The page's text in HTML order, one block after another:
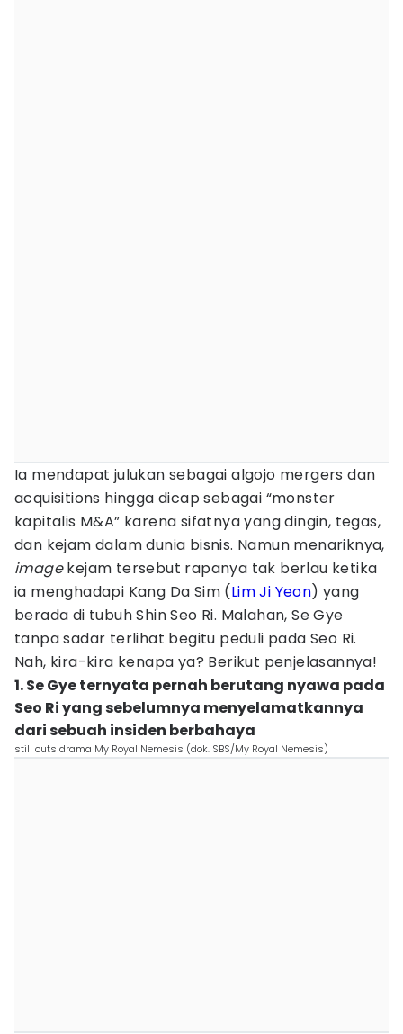
Ia mendapat julukan sebagai algojo mergers dan
acquisitions hingga dicap sebagai “monster
kapitalis M&A” karena sifatnya yang dingin, tegas,
dan kejam dalam dunia bisnis. Namun menariknya,
imagekejam tersebut rapanya tak berlau ketika
ia menghadapi Kang Da Sim (Lim Ji Yeon) yang
berada di tubuh Shin Seo Ri. Malahan, Se Gye
tanpa sadar terlihat begitu peduli pada Seo Ri.
Nah, kira-kira kenapa ya? Berikut penjelasannya!
1. Se Gye ternyata pernah berutang nyawa pada
Seo Ri yang sebelumnya menyelamatkannya
dari sebuah insiden berbahaya
still cuts drama My Royal Nemesis (dok. SBS/My Royal Nemesis)